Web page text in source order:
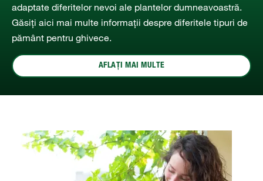
adaptate diferitelor nevoi ale plantelor dumneavoastră.
Găsiți aici mai multe informații despre diferitele tipuri de
pământ pentru ghivece.
AFLAȚI MAI MULTE